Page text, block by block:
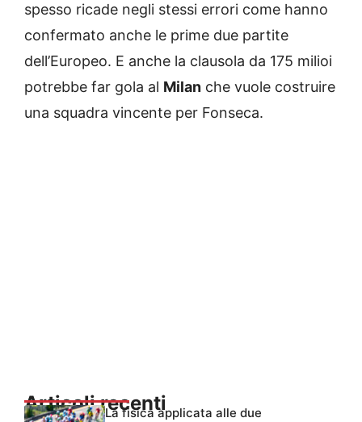
spesso ricade negli stessi errori come hanno
confermato anche le prime due partite
dell’Europeo. E anche la clausola da 175 milioi
potrebbe far gola al Milan che vuole costruire
una squadra vincente per Fonseca.
Articoli recentiLa fisica applicata alle due